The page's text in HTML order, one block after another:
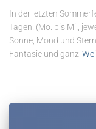
In der letzten
Tagen. (Mo. bis Mi.,
Sonne, Mond und
Fantasie und ganz